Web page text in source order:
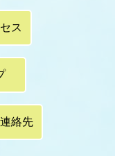
ス
絡先